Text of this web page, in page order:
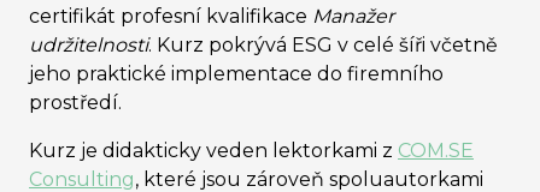
certifikát profesní kvalifikace Manažer
udržitelnosti. Kurz pokrývá ESG v celé šíři včetně
jeho praktické implementace do firemního
prostředí.
Kurz je didakticky veden lektorkami z COM.SE
Consulting, které jsou zároveň spoluautorkami